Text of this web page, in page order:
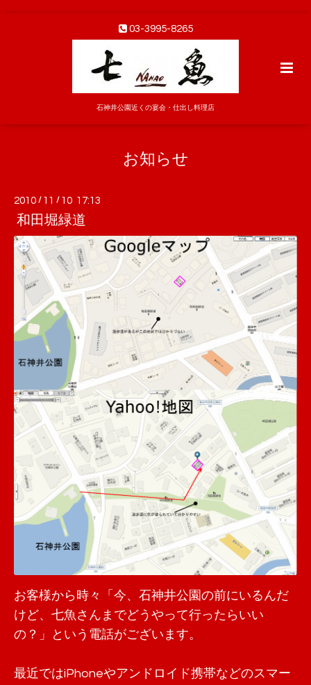
03-3995-8265
石神井公園近くの宴会・仕出し料理店
お知らせ
2010 / 11 / 10 17:13
和田堀緑道
お客様から時々「今、石神井公園の前にいるんだ
けど、七魚さんまでどうやって行ったらいい
の？」という電話がございます。
最近ではiPhoneやアンドロイド携帯などのスマー